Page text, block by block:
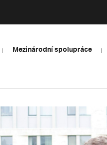
Mezinárodní spolupráce